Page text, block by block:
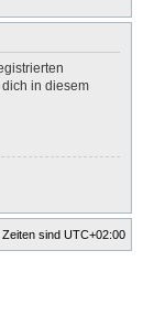
in diesem
Zeiten sind UTC+02:00